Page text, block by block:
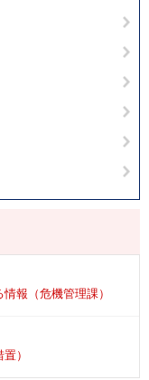
報（危機管理課）
）